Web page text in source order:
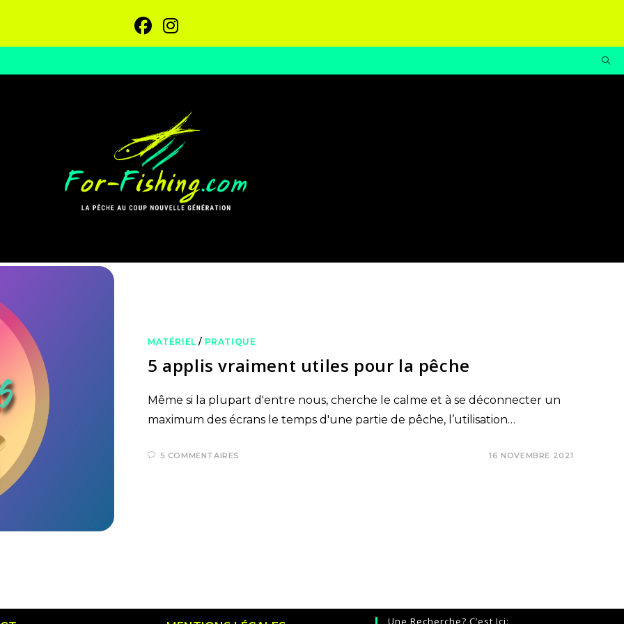
MATÉRIEL / PRATIQUE
5 applis vraiment utiles pour la pêche
Même si la plupart d'entre nous, cherche le calme et à se déconnecter un
maximum des écrans le temps d'une partie de pêche, l’utilisation…
5 COMMENTAIRES 16 NOVEMBRE 2021
Une Recherche? C’est Ici: